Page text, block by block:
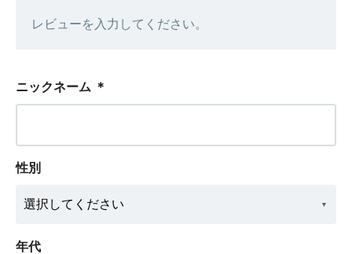
レビューを入力してください。
ニックネーム ＊
性別
年代